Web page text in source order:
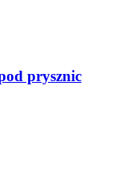
prysznic